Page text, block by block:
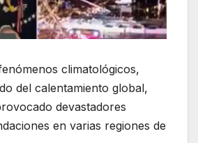
climatológicos,
del calentamiento global,
devastadores
en varias regiones de